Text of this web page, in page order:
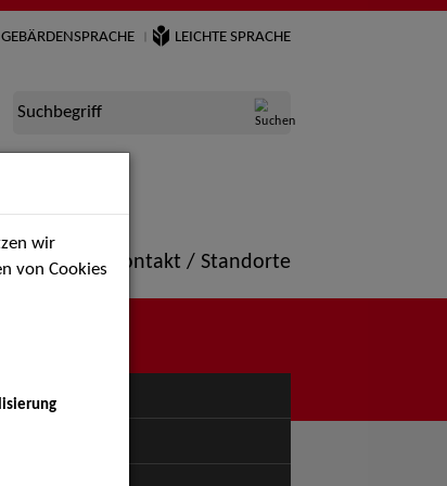
GEBÄRDENSPRACHE LEICHTE SPRACHE
Suchbegriff
Portfolio Kontakt / Standorte
wir
von Cookies